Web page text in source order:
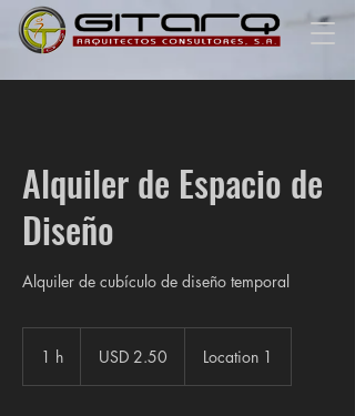
Alquiler de Espacio de
Diseño
Alquiler de cubículo de diseño temporal
1 h
estadounidenses
USD 2.50 Location 1